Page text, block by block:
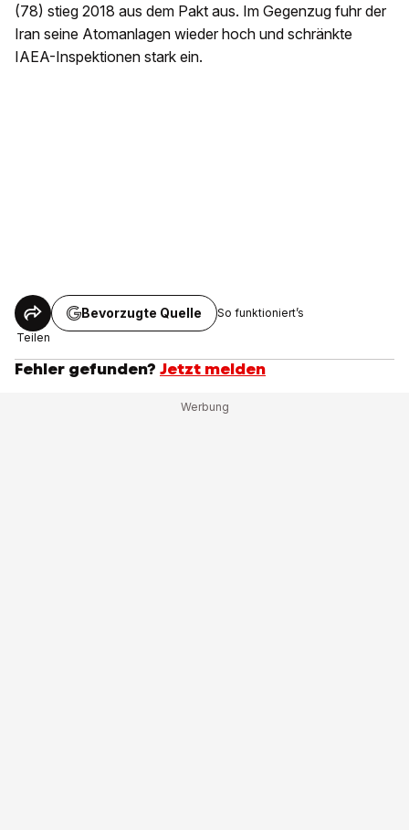
(78) stieg 2018 aus dem Pakt aus. Im Gegenzug fuhr der
Iran seine Atomanlagen wieder hoch und schränkte
IAEA-Inspektionen stark ein.
Teilen
Bevorzugte Quelle So funktioniert’s
Fehler gefunden? Jetzt melden